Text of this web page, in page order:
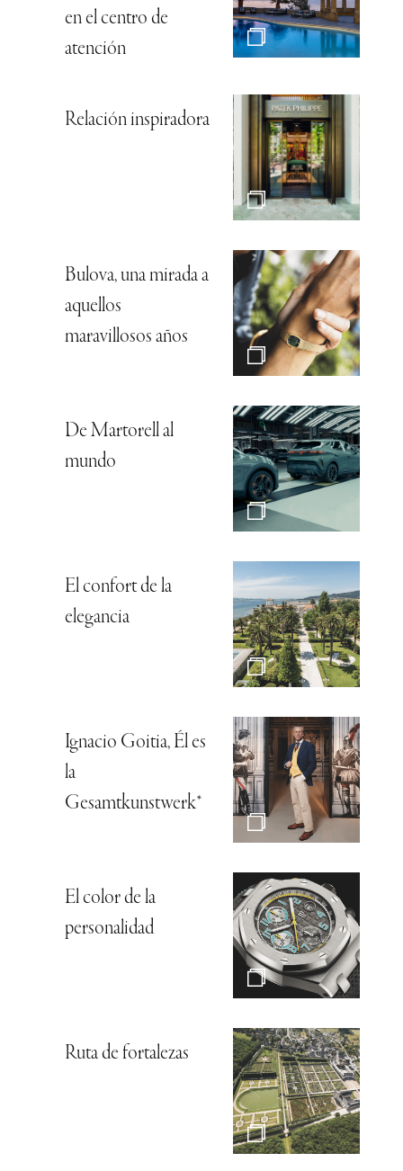
en el centro de
atención
Relación inspiradora
Bulova, una mirada a
aquellos
maravillosos años
De Martorell al
mundo
El confort de la
elegancia
Ignacio Goitia, Él es
la
Gesamtkunstwerk*
El color de la
personalidad
Ruta de fortalezas